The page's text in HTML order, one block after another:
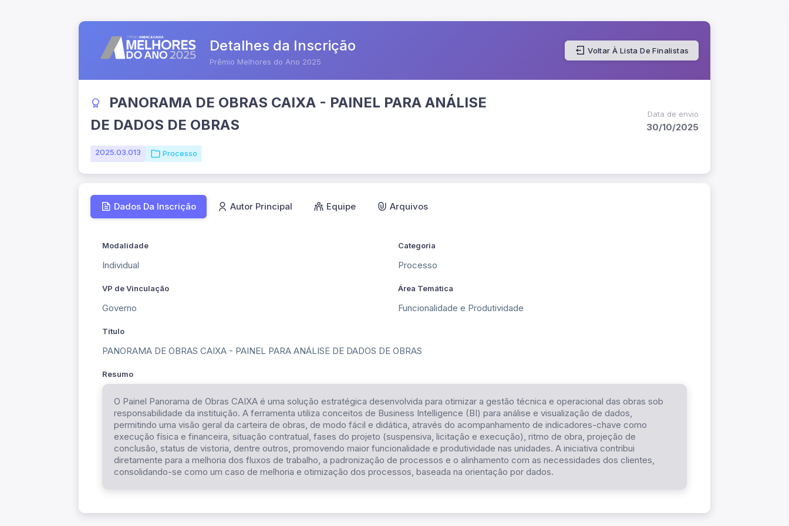
Detalhes da Inscrição
Prêmio Melhores do Ano 2025
Voltar À Lista De Finalistas
PANORAMA DE OBRAS CAIXA - PAINEL PARA ANÁLISE
DE DADOS DE OBRAS
2025.03.013 Processo
Data de envio
30/10/2025
Dados Da Inscrição Autor Principal Equipe Arquivos
Modalidade
Individual
Categoria
Processo
VP de Vinculação
Governo
Área Temática
Funcionalidade e Produtividade
Título
PANORAMA DE OBRAS CAIXA - PAINEL PARA ANÁLISE DE DADOS DE OBRAS
Resumo
O Painel Panorama de Obras CAIXA é uma solução estratégica desenvolvida para otimizar a gestão técnica e operacional das obras sob
responsabilidade da instituição. A ferramenta utiliza conceitos de Business Intelligence (BI) para análise e visualização de dados,
permitindo uma visão geral da carteira de obras, de modo fácil e didática, através do acompanhamento de indicadores-chave como
execução física e financeira, situação contratual, fases do projeto (suspensiva, licitação e execução), ritmo de obra, projeção de
conclusão, status de vistoria, dentre outros, promovendo maior funcionalidade e produtividade nas unidades. A iniciativa contribui
diretamente para a melhoria dos fluxos de trabalho, a padronização de processos e o alinhamento com as necessidades dos clientes,
consolidando-se como um caso de melhoria e otimização dos processos, baseada na orientação por dados.